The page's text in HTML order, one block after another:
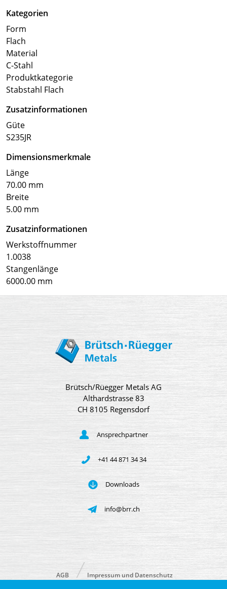
Kategorien
Form
Flach
Material
C-Stahl
Produktkategorie
Stabstahl Flach
Zusatzinformationen
Güte
S235JR
Dimensionsmerkmale
Länge
70.00 mm
Breite
5.00 mm
Zusatzinformationen
Werkstoffnummer
1.0038
Stangenlänge
6000.00 mm
Brütsch/Rüegger Metals AG
Althardstrasse 83
CH 8105 Regensdorf
Ansprechpartner
+41 44 871 34 34
Downloads
info@brr.ch
AGB Impressum und Datenschutz